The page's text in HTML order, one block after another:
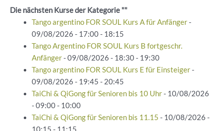
Die nächsten Kurse der Kategorie ""
Tango argentino FOR SOUL Kurs A für Anfänger-
09/08/2026 - 17:00 - 18:15
Tango Argentino FOR SOUL Kurs B fortgeschr.
Anfänger- 09/08/2026 - 18:30 - 19:30
Tango argentino FOR SOUL Kurs E für Einsteiger-
09/08/2026 - 19:45 - 20:45
TaiChi & QiGong für Senioren bis 10 Uhr- 10/08/2026
- 09:00 - 10:00
TaiChi & QiGong für Senioren bis 11.15 - 10/08/2026 -
10:15 - 11:15